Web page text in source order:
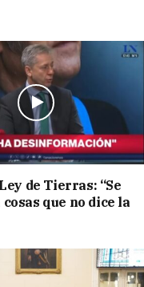
de Tierras: “Se
que no dice la